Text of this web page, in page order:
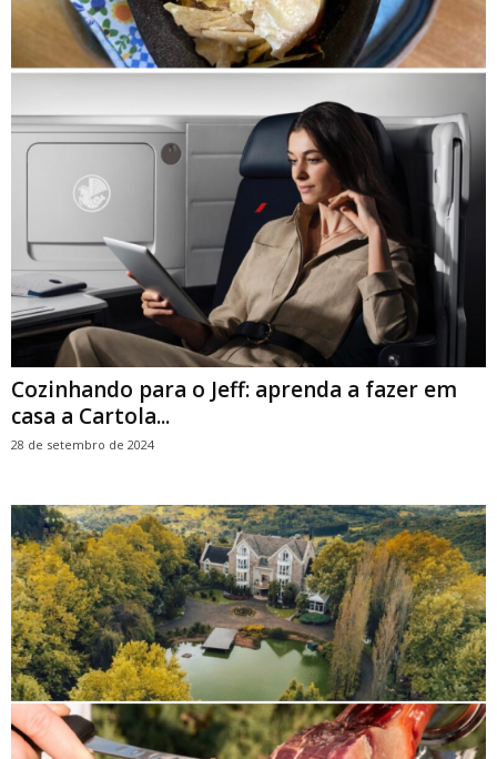
Cozinhando para o Jeff: aprenda a fazer em
casa a Cartola...
28 de setembro de 2024